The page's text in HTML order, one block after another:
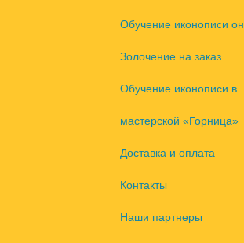
Обучение иконописи
Золочение на заказ
Обучение иконописи в
мастерской «Горница»
Доставка и оплата
Контакты
Наши партнеры